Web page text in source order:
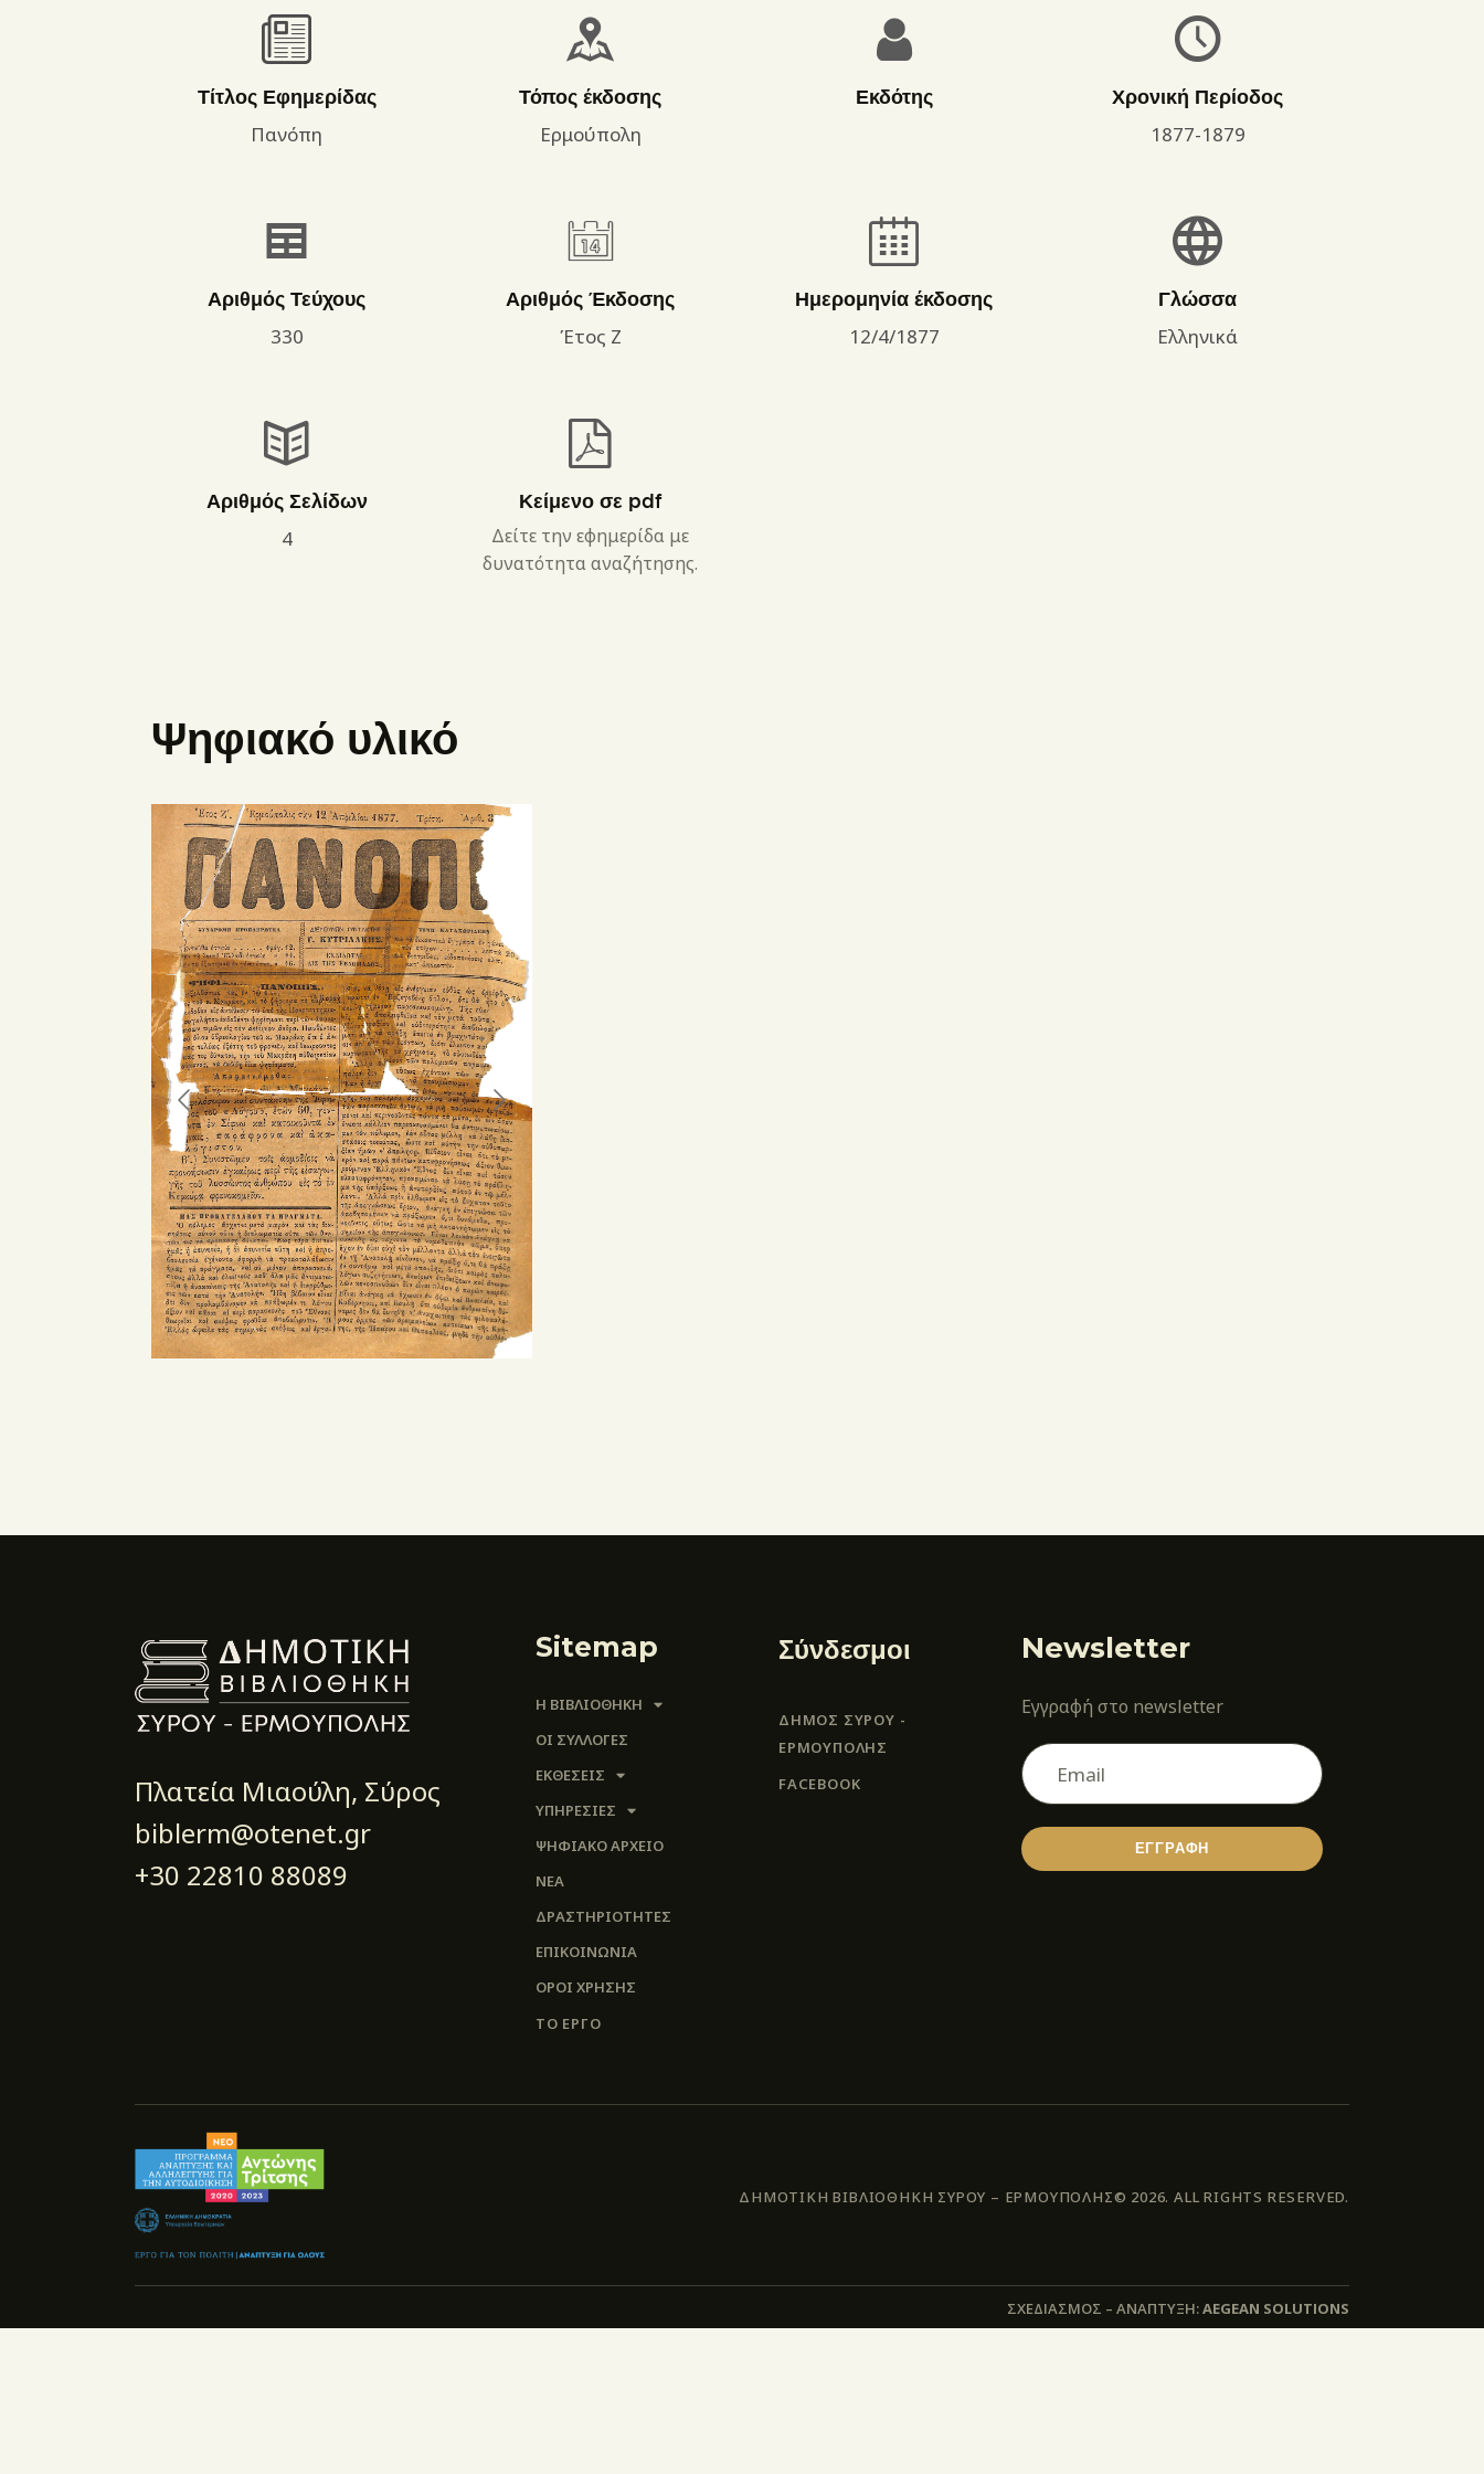
Τίτλος Εφημερίδας
Πανόπη
Τόπος έκδοσης
Ερμούπολη
Εκδότης
Χρονική Περίοδος
1877-1879
Αριθμός Τεύχους
330
Αριθμός Έκδοσης
Έτος Ζ
Ημερομηνία έκδοσης
12/4/1877
Γλώσσα
Ελληνικά
Αριθμός Σελίδων
4
Κείμενο σε pdf
Δείτε την εφημερίδα με
δυνατότητα αναζήτησης.
Ψηφιακό υλικό
Πλατεία Μιαούλη, Σύρος
biblerm@otenet.gr
+30 22810 88089
Sitemap
Η ΒΙΒΛΙΟΘΗΚΗ
ΟΙ ΣΥΛΛΟΓΈΣ
ΕΚΘΕΣΕΙΣ
ΥΠΗΡΕΣΙΕΣ
ΨΗΦΙΑΚΌ ΑΡΧΕΊΟ
ΝΕΑ
ΔΡΑΣΤΗΡΙΟΤΗΤΕΣ
ΕΠΙΚΟΙΝΩΝΊΑ
ΌΡΟΙ ΧΡΉΣΗΣ
ΤΟ ΕΡΓΟ
Σύνδεσμοι
ΔΗΜΟΣ ΣΥΡΟΥ -
ΕΡΜΟΎΠΟΛΗΣ
FACEBOOK
Newsletter
Εγγραφή στο newsletter
ΕΓΓΡΑΦΗ
ΔΗΜΟΤΙΚΗ ΒΙΒΛΙΟΘΗΚΗ ΣΥΡΟΥ – ΕΡΜΟΥΠΟΛΗΣ© 2026. ALL RIGHTS RESERVED.
ΣΧΕΔΙΑΣΜΟΣ – ΑΝΑΠΤΥΞΗ:AEGEAN SOLUTIONS